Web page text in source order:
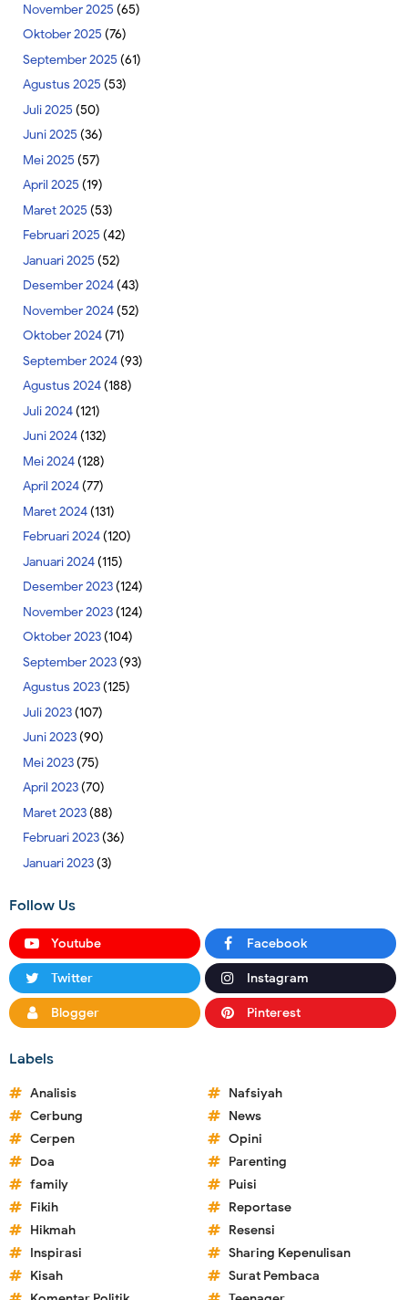
November 2025 (65)
Oktober 2025 (76)
September 2025 (61)
Agustus 2025 (53)
Juli 2025 (50)
Juni 2025 (36)
Mei 2025 (57)
April 2025 (19)
Maret 2025 (53)
Februari 2025 (42)
Januari 2025 (52)
Desember 2024(43)
November 2024(52)
Oktober 2024(71)
September 2024(93)
Agustus 2024(188)
Juli 2024(121)
Juni 2024(132)
Mei 2024(128)
April 2024(77)
Maret 2024(131)
Februari 2024(120)
Januari 2024(115)
Desember 2023(124)
November 2023(124)
Oktober 2023(104)
September 2023(93)
Agustus 2023(125)
Juli 2023(107)
Juni 2023(90)
Mei 2023(75)
April 2023(70)
Maret 2023(88)
Februari 2023(36)
Januari 2023(3)
Follow Us
Youtube Facebook
Twitter Instagram
Blogger Pinterest
Labels
Analisis
Cerbung
Cerpen
Doa
family
Fikih
Hikmah
Inspirasi
Kisah
Nafsiyah
News
Opini
Parenting
Puisi
Reportase
Resensi
Sharing Kepenulisan
Surat Pembaca